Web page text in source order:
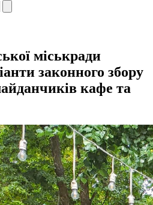
міськради
законного збору
кафе та